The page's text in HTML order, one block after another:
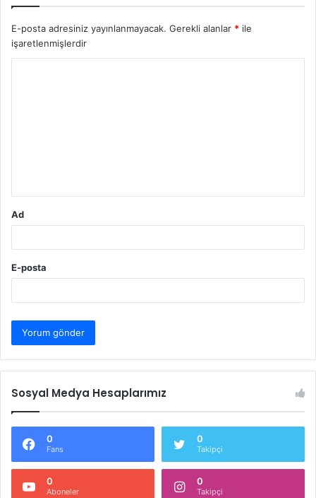
E-posta adresiniz yayınlanmayacak. Gerekli alanlar * ile
işaretlenmişlerdir
Ad
E-posta
Sosyal Medya Hesaplarımız
0
Fans
0
Takipçi
0
Aboneler
0
Takipçi